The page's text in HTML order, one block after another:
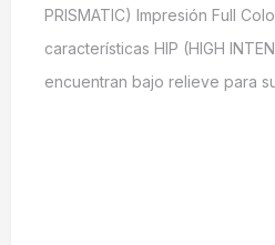
PRISMATIC) Impresión Full
características HIP (HIGH
encuentran bajo relieve para